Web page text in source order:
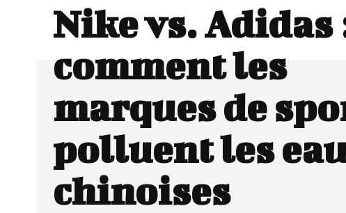
Nike vs. Adidas
comment les
marques de
polluent les
chinoises